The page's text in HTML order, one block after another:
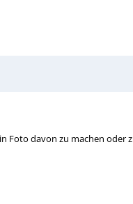
davon zu machen